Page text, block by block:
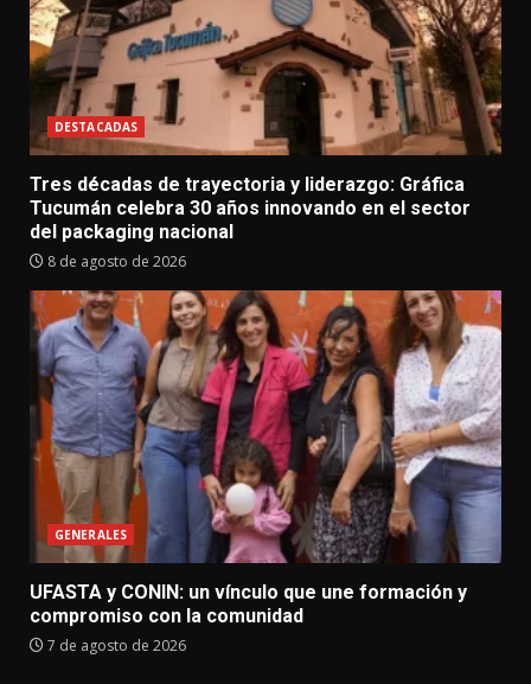
DESTACADAS
Tres décadas de trayectoria y liderazgo: Gráfica
Tucumán celebra 30 años innovando en el sector
del packaging nacional
8 de agosto de 2026
GENERALES
UFASTA y CONIN: un vínculo que une formación y
compromiso con la comunidad
7 de agosto de 2026